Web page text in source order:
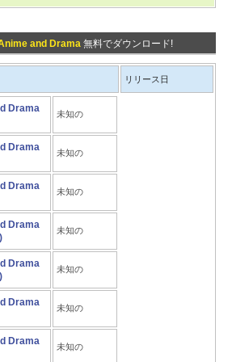
and Drama 無料でダウンロード!
リリース日
Drama
未知の
Drama
未知の
Drama
未知の
Drama
未知の
Drama
未知の
Drama
未知の
Drama
未知の